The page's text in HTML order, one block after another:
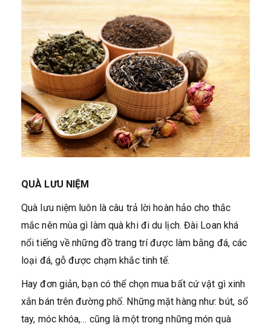
QUÀ LƯU NIỆM
Quà lưu niệm luôn là câu trả lời hoàn hảo cho thắc
mắc nên mùa gì làm quà khi đi du lịch. Đài Loan khá
nổi tiếng về những đồ trang trí được làm bằng đá, các
loại đá, gỗ được chạm khắc tinh tế.
Hay đơn giản, bạn có thể chọn mua bất cứ vật gì xinh
xắn bán trên đường phố. Những mặt hàng như: bút, sổ
tay, móc khóa,… cũng là một trong những món quà